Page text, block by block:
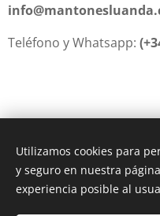
Teléfono y Whatsapp:
Creado con
Utilizamos cookies para
y seguro en nuestra
experiencia posible al